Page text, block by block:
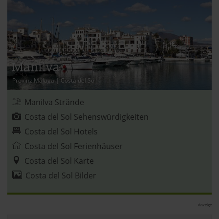
Manilva
Provinz Málaga| Costa del Sol
Manilva Strände
Costa del Sol Sehenswürdigkeiten
Costa del Sol Hotels
Costa del Sol Ferienhäuser
Costa del Sol Karte
Costa del Sol Bilder
Anzeige